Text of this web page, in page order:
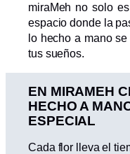
miraMeh no solo
espacio donde la
lo hecho a mano
tus sueños.
EN MIRAMEH
HECHO A
ESPECIAL
Cada flor lleva el